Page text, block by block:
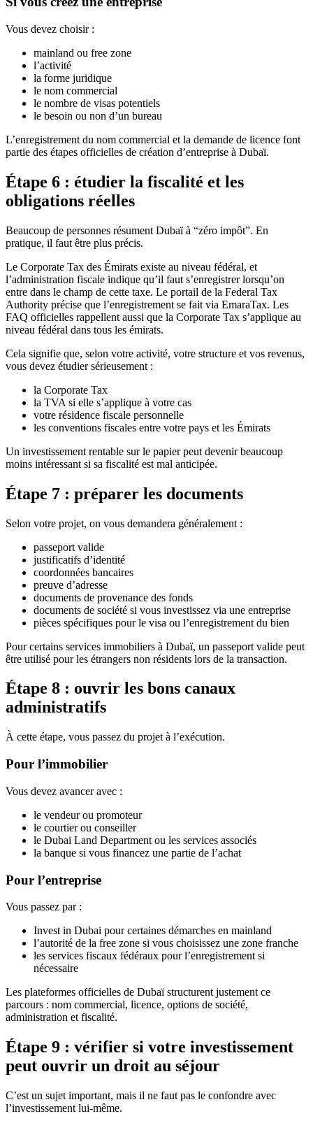
Vous devez choisir :
mainland ou free zone
l’activité
la forme juridique
le nom commercial
le nombre de visas potentiels
le besoin ou non d’un bureau
L’enregistrement du nom commercial et la demande de licence font
partie des étapes officielles de création d’entreprise à Dubaï.
Étape 6 : étudier la fiscalité et les
obligations réelles
Beaucoup de personnes résument Dubaï à “zéro impôt”. En
pratique, il faut être plus précis.
Le Corporate Tax des Émirats existe au niveau fédéral, et
l’administration fiscale indique qu’il faut s’enregistrer lorsqu’on
entre dans le champ de cette taxe. Le portail de la Federal Tax
Authority précise que l’enregistrement se fait via EmaraTax. Les
FAQ officielles rappellent aussi que la Corporate Tax s’applique au
niveau fédéral dans tous les émirats.
Cela signifie que, selon votre activité, votre structure et vos revenus,
vous devez étudier sérieusement :
la Corporate Tax
la TVA si elle s’applique à votre cas
votre résidence fiscale personnelle
les conventions fiscales entre votre pays et les Émirats
Un investissement rentable sur le papier peut devenir beaucoup
moins intéressant si sa fiscalité est mal anticipée.
Étape 7 : préparer les documents
Selon votre projet, on vous demandera généralement :
passeport valide
justificatifs d’identité
coordonnées bancaires
preuve d’adresse
documents de provenance des fonds
documents de société si vous investissez via une entreprise
pièces spécifiques pour le visa ou l’enregistrement du bien
Pour certains services immobiliers à Dubaï, un passeport valide peut
être utilisé pour les étrangers non résidents lors de la transaction.
Étape 8 : ouvrir les bons canaux
administratifs
À cette étape, vous passez du projet à l’exécution.
Pour l’immobilier
Vous devez avancer avec :
le vendeur ou promoteur
le courtier ou conseiller
le Dubai Land Department ou les services associés
la banque si vous financez une partie de l’achat
Pour l’entreprise
Vous passez par :
Invest in Dubai pour certaines démarches en mainland
l’autorité de la free zone si vous choisissez une zone franche
les services fiscaux fédéraux pour l’enregistrement si
nécessaire
Les plateformes officielles de Dubaï structurent justement ce
parcours : nom commercial, licence, options de société,
administration et fiscalité.
Étape 9 : vérifier si votre investissement
peut ouvrir un droit au séjour
C’est un sujet important, mais il ne faut pas le confondre avec
l’investissement lui-même.